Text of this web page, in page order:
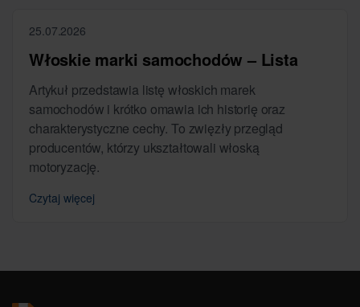
25.07.2026
Włoskie marki samochodów – Lista
Artykuł przedstawia listę włoskich marek
samochodów i krótko omawia ich historię oraz
charakterystyczne cechy. To zwięzły przegląd
producentów, którzy ukształtowali włoską
motoryzację.
Czytaj więcej